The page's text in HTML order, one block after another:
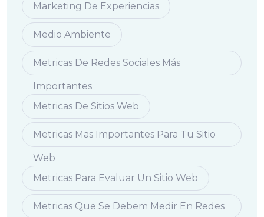
Marketing De Experiencias
Medio Ambiente
Metricas De Redes Sociales Más
Importantes
Metricas De Sitios Web
Metricas Mas Importantes Para Tu Sitio
Web
Metricas Para Evaluar Un Sitio Web
Metricas Que Se Debem Medir En Redes